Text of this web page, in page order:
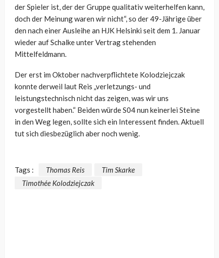
der Spieler ist, der der Gruppe qualitativ weiterhelfen kann,
doch der Meinung waren wir nicht“, so der 49-Jährige über
den nach einer Ausleihe an HJK Helsinki seit dem 1. Januar
wieder auf Schalke unter Vertrag stehenden
Mittelfeldmann.
Der erst im Oktober nachverpflichtete Kolodziejczak
konnte derweil laut Reis „verletzungs- und
leistungstechnisch nicht das zeigen, was wir uns
vorgestellt haben.“ Beiden würde S04 nun keinerlei Steine
in den Weg legen, sollte sich ein Interessent finden. Aktuell
tut sich diesbezüglich aber noch wenig.
Tags : Thomas Reis
Tim Skarke
Timothée Kolodziejczak